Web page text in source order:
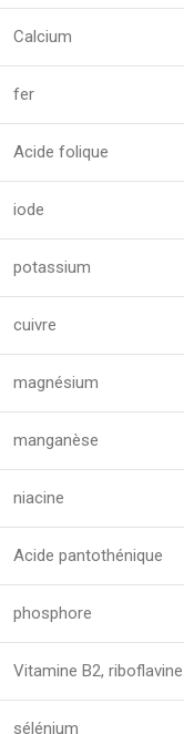
Calcium
fer
Acide folique
iode
potassium
cuivre
magnésium
manganèse
niacine
Acide pantothénique
phosphore
Vitamine B2, riboflavine
sélénium